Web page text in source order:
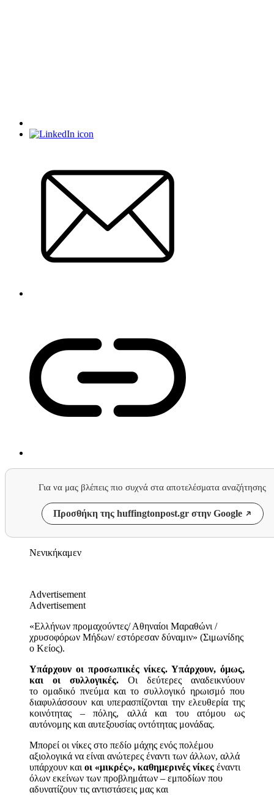
Για να μας βλέπεις πιο συχνά στα αποτελέσματα αναζήτησης
Προσθήκη της huffingtonpost.gr στην Google
Νενικήκαμεν
Advertisement
Advertisement
«Ελλήνων προμαχούντες/ Αθηναίοι Μαραθώνι /
χρυσοφόρων Μήδων/ εστόρεσαν δύναμιν» (Σιμωνίδης
ο Κείος).
Υπάρχουν οι προσωπικές νίκες. Υπάρχουν, όμως,
και οι συλλογικές. Οι δεύτερες αναδεικνύουν
το ομαδικό πνεύμα και το συλλογικό ηρωισμό που
διαφυλάσσουν και υπερασπίζονται την ελευθερία της
κοινότητας – πόλης, αλλά και του ατόμου ως
αυτόνομης και αυτεξουσίας οντότητας μονάδας.
Μπορεί οι νίκες στο πεδίο μάχης ενός πολέμου
αξιολογικά να είναι ανώτερες έναντι των άλλων, αλλά
υπάρχουν και οι «μικρές», καθημερινές νίκες έναντι
όλων εκείνων των προβλημάτων – εμποδίων που
αδυνατίζουν τις αντιστάσεις μας και